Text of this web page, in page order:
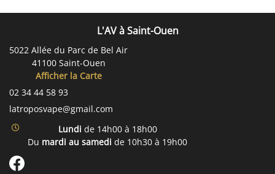
L'AV à Saint-Ouen
5022 Allée du Parc de Bel Air
41100 Saint-Ouen
Afficher la Carte
02 34 44 58 93
Lundi de 14h00 à 18h00
Du mardi au samedi de 10h30 à 19h00